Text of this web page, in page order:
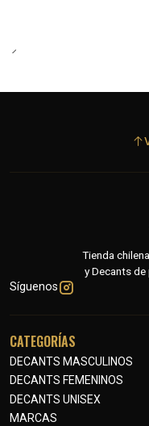
Tienda
y Decants
Síguenos
CATEGORÍAS
DECANTS MASCULINOS
DECANTS FEMENINOS
DECANTS UNISEX
MARCAS